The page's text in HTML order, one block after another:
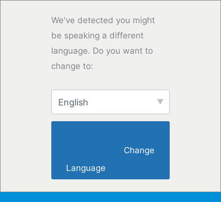
We've detected you might
be speaking a different
language. Do you want to
change to:
English
Language